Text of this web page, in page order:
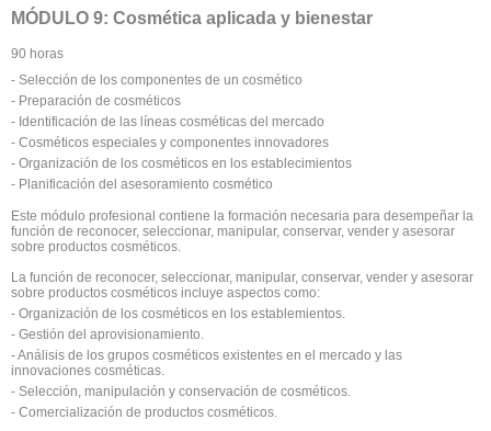
MÓDULO 9: Cosmética aplicada y bienestar
90 horas
- Selección de los componentes de un cosmético
- Preparación de cosméticos
- Identificación de las líneas cosméticas del mercado
- Cosméticos especiales y componentes innovadores
- Organización de los cosméticos en los establecimientos
- Planificación del asesoramiento cosmético
Este módulo profesional contiene la formación necesaria para desempeñar la
función de reconocer, seleccionar, manipular, conservar, vender y asesorar
sobre productos cosméticos.
La función de reconocer, seleccionar, manipular, conservar, vender y asesorar
sobre productos cosméticos incluye aspectos como:
- Organización de los cosméticos en los establemientos.
- Gestión del aprovisionamiento.
- Análisis de los grupos cosméticos existentes en el mercado y las
innovaciones cosméticas.
- Selección, manipulación y conservación de cosméticos.
- Comercialización de productos cosméticos.